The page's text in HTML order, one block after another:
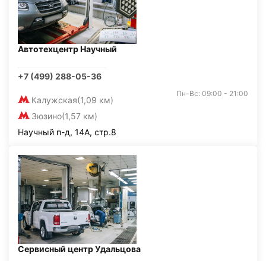
Автотехцентр Научный
+7 (499) 288-05-36
Калужская(1,09 км)
Зюзино(1,57 км)
Пн-Вс: 09:00 - 21:00
Научный п-д, 14А, стр.8
Сервисный центр Удальцова